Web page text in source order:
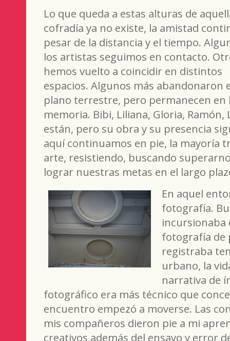
Lo que queda a estas alturas de
cofradía ya no existe, la amistad
pesar de la distancia y el tiempo.
los artistas seguimos en contacto.
hemos vuelto a coincidir en distintos
espacios. Algunos más abandonaron
plano terrestre, pero permanecen en
memoria. Bibi, Liliana, Gloria, Ramón,
están, pero su obra y su presencia
aquí continuamos en pie, la mayoría
arte, resistiendo, buscando
lograr nuestras metas en el largo
En aquel
fotografía.
incursionaba
fotografía de
registraba
urbano, la
narrativa de
fotográfico era más técnico que
encuentro empezó a moverse. Las
mis compañeros dieron pie a mi
creativos además del ensayo y error